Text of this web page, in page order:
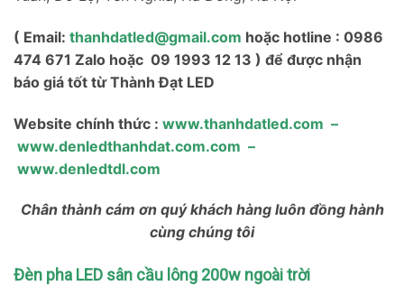
( Email: thanhdatled@gmail.com hoặc hotline : 0986
474 671 Zalo hoặc 09 1993 12 13 ) để được nhận
báo giá tốt từ Thành Đạt LED
Website chính thức : www.thanhdatled.com –
www.denledthanhdat.com.com –
www.denledtdl.com
Chân thành cám ơn quý khách hàng luôn đồng hành
cùng chúng tôi
Đèn pha LED sân cầu lông 200w ngoài trời